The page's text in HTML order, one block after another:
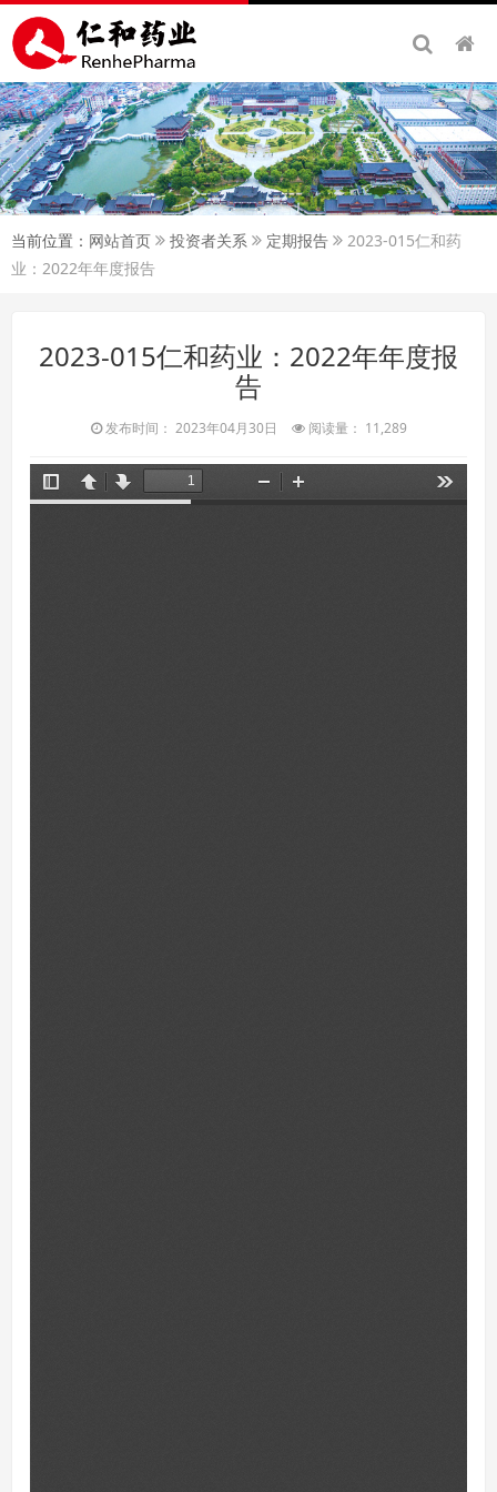
当前位置： 网站首页 投资者关系 定期报告
2023-015仁和药
业：2022年年度报告
2023-015仁和药业：2022年年度报
告
发布时间： 2023年04月30日 阅读量： 11,289